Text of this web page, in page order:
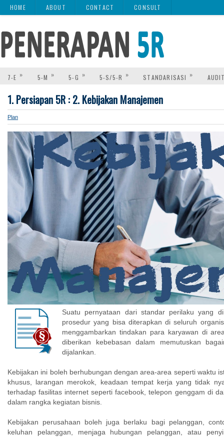
HOME ABOUT CONTACT CONSULT
7-E » 5-M » 5-G » 5-S/5-R » STANDARISASI »
1. Persiapan 5R : 2. Kebijakan Manajemen
Plan
Suatu pernyataan dari standar perilaku yang
prosedur yang bisa diterapkan di seluruh
menggambarkan tindakan para karyawan di
diberikan kebebasan dalam memutuskan
dijalankan.
Kebijakan ini boleh berhubungan dengan area-area seperti waktu
khusus, larangan merokok, keadaan tempat kerja yang tidak
terhadap fasilitas internet seperti facebook, telepon genggam di
dalam rangka kegiatan bisnis.
Kebijakan perusahaan boleh juga berlaku bagi pelanggan,
keluhan pelanggan, menjaga hubungan pelanggan, atau